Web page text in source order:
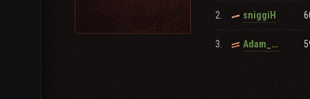
2. sniggiH
3. Adam_Bertil